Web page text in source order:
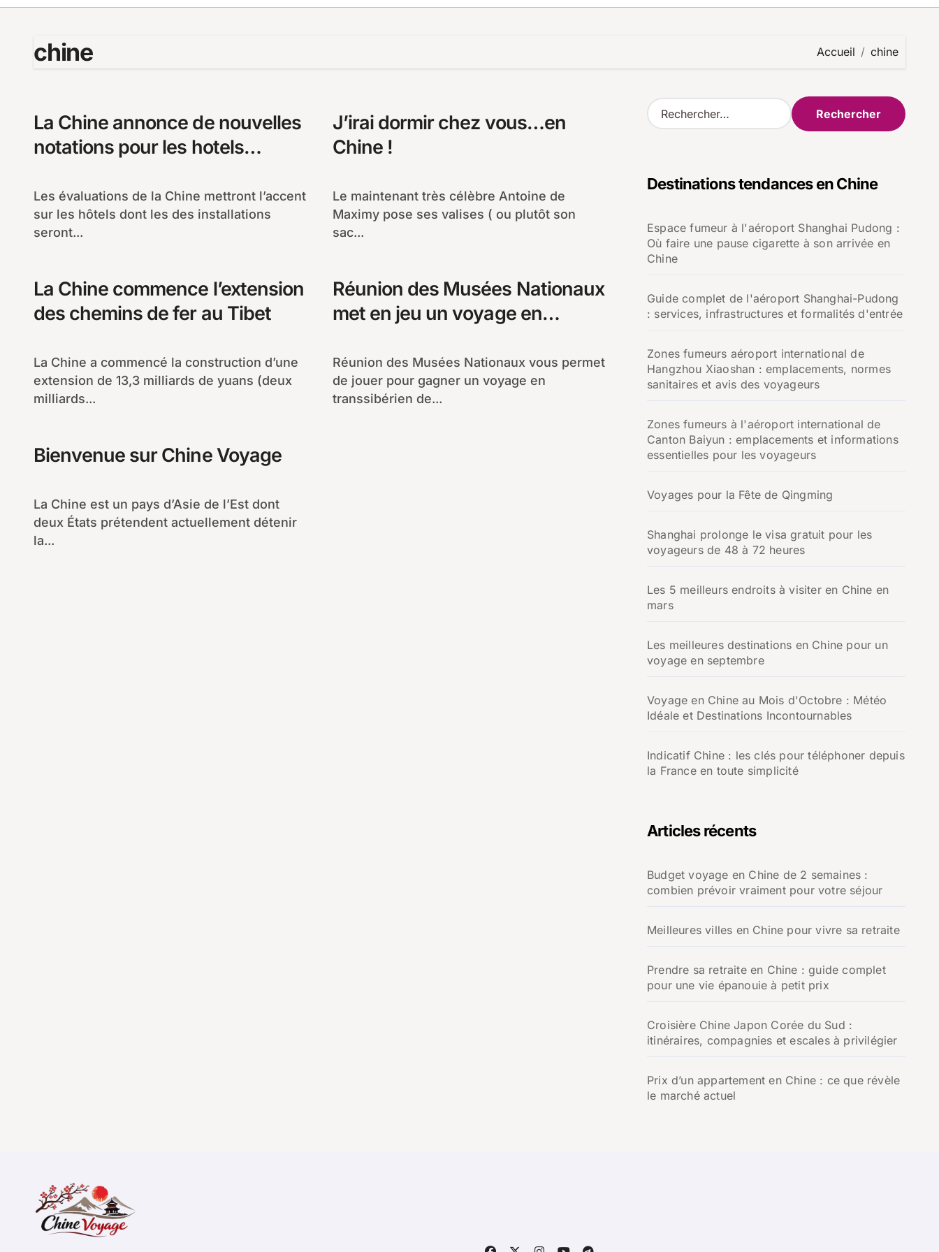
chine Accueil chine
La Chine annonce de nouvelles
notations pour les hotels
Les évaluations de la Chine mettront l’accent
sur les hôtels dont les des installations
seront...
J’irai dormir chez vous…en
Chine !
Le maintenant très célèbre Antoine de
Maximy pose ses valises ( ou plutôt son
sac...
La Chine commence l’extension
des chemins de fer au Tibet
La Chine a commencé la construction d’une
extension de 13,3 milliards de yuans (deux
milliards...
Réunion des Musées Nationaux
met en jeu un voyage en
Moscou
Réunion des Musées Nationaux vous permet
de jouer pour gagner un voyage en
transsibérien de...
Bienvenue sur Chine Voyage
La Chine est un pays d’Asie de l’Est dont
deux États prétendent actuellement détenir
la...
R
e
r
e
r
Destinations tendances en Chine
Espace fumeur à l'aéroport Shanghai Pudong :
Où faire une pause cigarette à son arrivée en
Chine
Guide complet de l'aéroport Shanghai-Pudong
: services, infrastructures et formalités d'entrée
Zones fumeurs aéroport international de
Hangzhou Xiaoshan : emplacements, normes
sanitaires et avis des voyageurs
Zones fumeurs à l'aéroport international de
Canton Baiyun : emplacements et informations
essentielles pour les voyageurs
Voyages pour la Fête de Qingming
Shanghai prolonge le visa gratuit pour les
voyageurs de 48 à 72 heures
Les 5 meilleurs endroits à visiter en Chine en
mars
Les meilleures destinations en Chine pour un
voyage en septembre
Voyage en Chine au Mois d'Octobre : Météo
Idéale et Destinations Incontournables
Indicatif Chine : les clés pour téléphoner depuis
la France en toute simplicité
Articles récents
Budget voyage en Chine de 2 semaines :
combien prévoir vraiment pour votre séjour
Meilleures villes en Chine pour vivre sa retraite
Prendre sa retraite en Chine : guide complet
pour une vie épanouie à petit prix
Croisière Chine Japon Corée du Sud :
itinéraires, compagnies et escales à privilégier
Prix d’un appartement en Chine : ce que révèle
le marché actuel